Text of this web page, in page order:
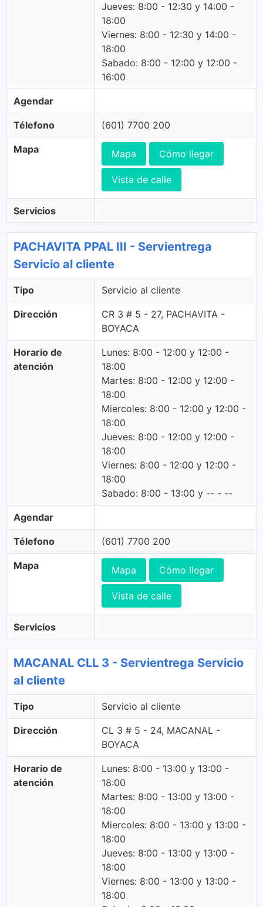
Jueves: 8:00 - 12:30 y 14:00 -
18:00
Viernes: 8:00 - 12:30 y 14:00 -
18:00
Sabado: 8:00 - 12:00 y 12:00 -
16:00
Agendar
Télefono (601) 7700 200
Mapa Mapa Cómo llegar
Vista de calle
Servicios
PACHAVITA PPAL III - Servientrega
Servicio al cliente
Tipo Servicio al cliente
Dirección
CR 3 # 5 - 27, PACHAVITA -
BOYACA
Horario de
atención
Lunes: 8:00 - 12:00 y 12:00 -
18:00
Martes: 8:00 - 12:00 y 12:00 -
18:00
Miercoles: 8:00 - 12:00 y 12:00 -
18:00
Jueves: 8:00 - 12:00 y 12:00 -
18:00
Viernes: 8:00 - 12:00 y 12:00 -
18:00
Sabado: 8:00 - 13:00 y -- - --
Agendar
Télefono (601) 7700 200
Mapa Mapa Cómo llegar
Vista de calle
Servicios
MACANAL CLL 3 - Servientrega Servicio
al cliente
Tipo Servicio al cliente
Dirección
CL 3 # 5 - 24, MACANAL -
BOYACA
Horario de
atención
Lunes: 8:00 - 13:00 y 13:00 -
18:00
Martes: 8:00 - 13:00 y 13:00 -
18:00
Miercoles: 8:00 - 13:00 y 13:00 -
18:00
Jueves: 8:00 - 13:00 y 13:00 -
18:00
Viernes: 8:00 - 13:00 y 13:00 -
18:00